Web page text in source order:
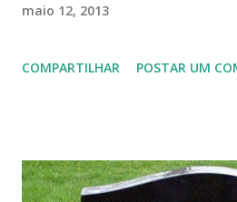
maio 12, 2013
COMPARTILHAR POSTAR UM